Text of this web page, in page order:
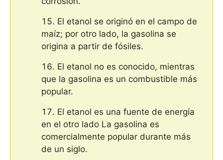
El etanol se originó en el campo de
maíz; por otro lado, la gasolina se
origina a partir de fósiles.
El etanol no es conocido, mientras
que la gasolina es un combustible más
popular.
El etanol es una fuente de energía
en el otro lado La gasolina es
comercialmente popular durante más
de un siglo.